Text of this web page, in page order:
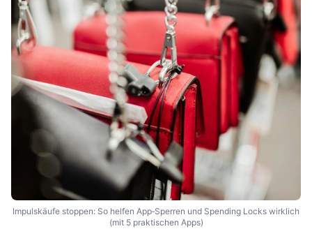
Impulskäufe stoppen: So helfen App‑Sperren und Spending Locks wirklich
(mit 5 praktischen Apps)